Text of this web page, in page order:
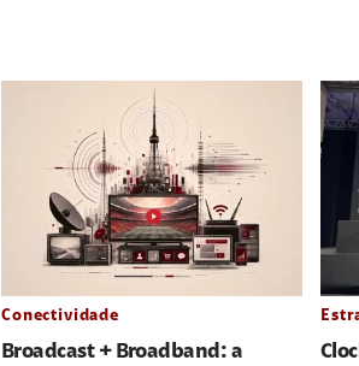
Conectividade
Broadcast + Broadband: a